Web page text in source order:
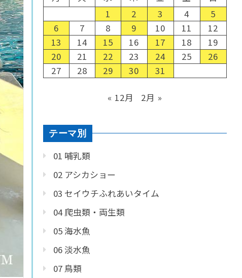
1
2 3 4
5
6
7 8 9 10 11
12
13
14 15 16 17 18
19
20
21 22 23 24 25
26
27
28 29 30 31
« 12月 2月 »
テーマ別
01 哺乳類
02 アシカショー
03 セイウチふれあいタイム
04 爬虫類・両生類
05 海水魚
06 淡水魚
07 鳥類